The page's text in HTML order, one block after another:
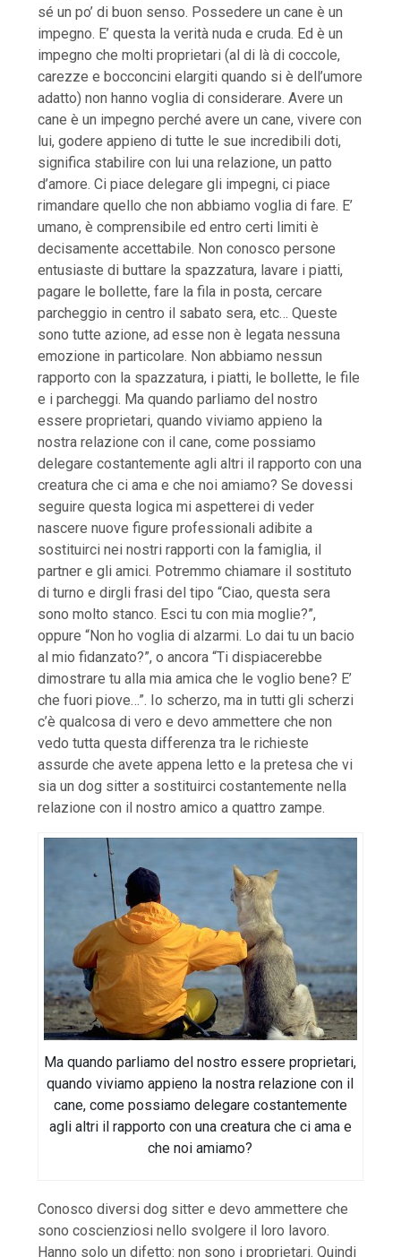
sé un po’ di buon senso. Possedere un cane è un
impegno. E’ questa la verità nuda e cruda. Ed è un
impegno che molti proprietari (al di là di coccole,
carezze e bocconcini elargiti quando si è dell’umore
adatto) non hanno voglia di considerare. Avere un
cane è un impegno perché avere un cane, vivere con
lui, godere appieno di tutte le sue incredibili doti,
significa stabilire con lui una relazione, un patto
d’amore. Ci piace delegare gli impegni, ci piace
rimandare quello che non abbiamo voglia di fare. E’
umano, è comprensibile ed entro certi limiti è
decisamente accettabile. Non conosco persone
entusiaste di buttare la spazzatura, lavare i piatti,
pagare le bollette, fare la fila in posta, cercare
parcheggio in centro il sabato sera, etc… Queste
sono tutte azione, ad esse non è legata nessuna
emozione in particolare. Non abbiamo nessun
rapporto con la spazzatura, i piatti, le bollette, le file
e i parcheggi. Ma quando parliamo del nostro
essere proprietari, quando viviamo appieno la
nostra relazione con il cane, come possiamo
delegare costantemente agli altri il rapporto con una
creatura che ci ama e che noi amiamo? Se dovessi
seguire questa logica mi aspetterei di veder
nascere nuove figure professionali adibite a
sostituirci nei nostri rapporti con la famiglia, il
partner e gli amici. Potremmo chiamare il sostituto
di turno e dirgli frasi del tipo “Ciao, questa sera
sono molto stanco. Esci tu con mia moglie?”,
oppure “Non ho voglia di alzarmi. Lo dai tu un bacio
al mio fidanzato?”, o ancora “Ti dispiacerebbe
dimostrare tu alla mia amica che le voglio bene? E’
che fuori piove…”. Io scherzo, ma in tutti gli scherzi
c’è qualcosa di vero e devo ammettere che non
vedo tutta questa differenza tra le richieste
assurde che avete appena letto e la pretesa che vi
sia un dog sitter a sostituirci costantemente nella
relazione con il nostro amico a quattro zampe.
Ma quando parliamo del nostro essere proprietari,
quando viviamo appieno la nostra relazione con il
cane, come possiamo delegare costantemente
agli altri il rapporto con una creatura che ci ama e
che noi amiamo?
Conosco diversi dog sitter e devo ammettere che
sono coscienziosi nello svolgere il loro lavoro.
Hanno solo un difetto: non sono i proprietari. Quindi